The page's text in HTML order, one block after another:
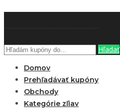
Hľadať
Domov
Prehľadávať kupóny
Obchody
Kategórie zľiav